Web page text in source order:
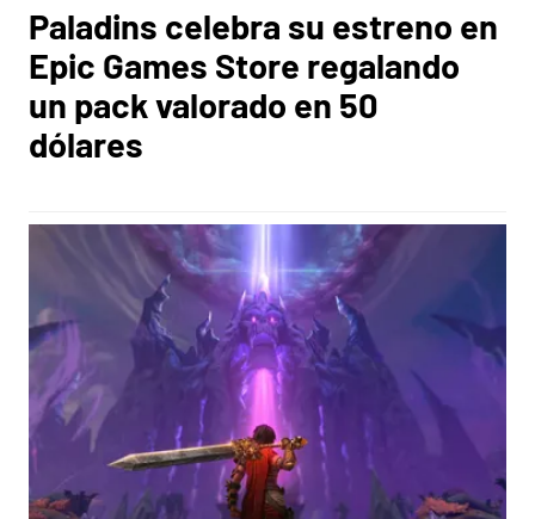
Paladins celebra su estreno en
Epic Games Store regalando
un pack valorado en 50
dólares